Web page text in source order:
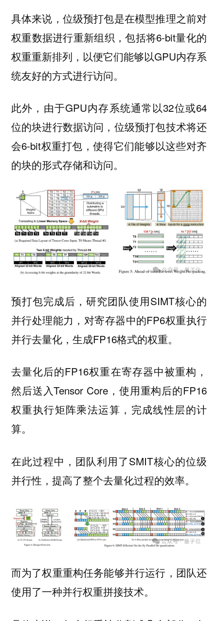
具体来说，位级预打包是在模型推理之前对
权重数据进行重新组织，包括将6-bit量化的
权重重新排列，以便它们能够以GPU内存系
统友好的方式进行访问。
此外，由于GPU内存系统通常以32位或64
位的块进行数据访问，位级预打包技术将还
会6-bit权重打包，使得它们能够以这些对齐
的块的形式存储和访问。
预打包完成后，研究团队使用SIMT核心的
并行处理能力，对寄存器中的FP6权重执行
并行去量化，生成FP16格式的权重。
去量化后的FP16权重在寄存器中被重构，
然后送入Tensor Core，使用重构后的FP16
权重执行矩阵乘法运算，完成线性层的计
算。
在此过程中，团队利用了SMIT核心的位级
并行性 ，提高了整个去量化过程的效率。
而为了权重重构任务能够并行运行，团队还
使用了一种并行权重拼接技术。